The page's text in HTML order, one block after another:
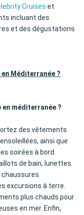
Cruises et
incluant des
et des dégustations
Méditerranée ?
méditerranée ?
des vêtements
ainsi que
soirées à bord.
de bain, lunettes
chaussures
excursions à terre.
plus chauds pour
en mer. Enfin,